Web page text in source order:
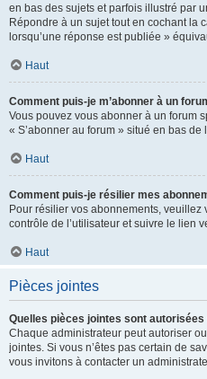
en bas des sujets et parfois illustré par
Répondre à un sujet tout en cochant la
lorsqu’une réponse est publiée »
Haut
Comment puis-je m’abonner à un
Vous pouvez vous abonner à un forum
« S’abonner au forum » situé en bas de
Haut
Comment puis-je résilier mes
Pour résilier vos abonnements,
contrôle de l’utilisateur et suivre le lien
Haut
Pièces jointes
Quelles pièces jointes sont
Chaque administrateur peut autoriser
jointes. Si vous n’êtes pas certain de
vous invitons à contacter un